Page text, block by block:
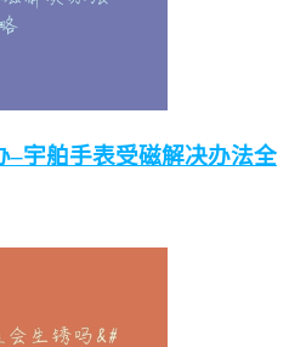
–宇舶手表受磁解决办法全